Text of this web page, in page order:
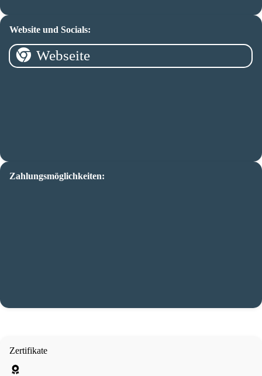
Website und Socials:
Webseite
Zahlungsmöglichkeiten:
Zertifikate